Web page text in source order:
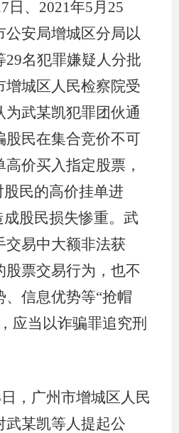
、2021年5月25
公安局增城区分局以
名犯罪嫌疑人分批
增城区人民检察院受
为武某凯犯罪团伙通
股民在集合竞价不可
价买入指定股票，
股民的高价挂单进
成股民损失惨重。武
交易中大额非法获
股票交易行为，也不
、信息优势等“抢帽
应当以诈骗罪追究刑
广州市增城区人民
武某凯等人提起公